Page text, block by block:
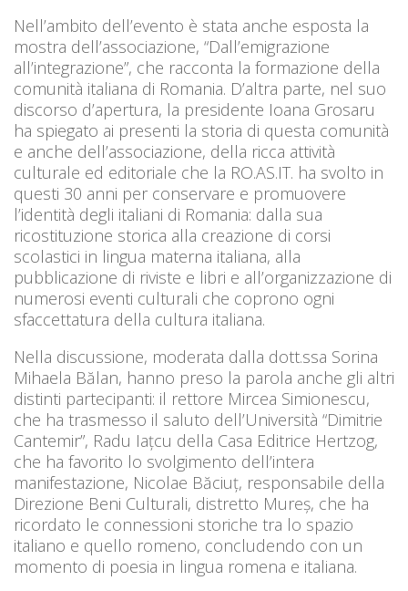
Nell’ambito dell’evento è stata anche esposta la
mostra dell’associazione, “Dall’emigrazione
all’integrazione”, che racconta la formazione della
comunità italiana di Romania. D’altra parte, nel suo
discorso d’apertura, la presidente Ioana Grosaru
ha spiegato ai presenti la storia di questa comunità
e anche dell’associazione, della ricca attività
culturale ed editoriale che la RO.AS.IT. ha svolto in
questi 30 anni per conservare e promuovere
l’identità degli italiani di Romania: dalla sua
ricostituzione storica alla creazione di corsi
scolastici in lingua materna italiana, alla
pubblicazione di riviste e libri e all’organizzazione di
numerosi eventi culturali che coprono ogni
sfaccettatura della cultura italiana.
Nella discussione, moderata dalla dott.ssa Sorina
Mihaela Bălan, hanno preso la parola anche gli altri
distinti partecipanti: il rettore Mircea Simionescu,
che ha trasmesso il saluto dell’Università “Dimitrie
Cantemir”, Radu Iațcu della Casa Editrice Hertzog,
che ha favorito lo svolgimento dell’intera
manifestazione, Nicolae Băciuț, responsabile della
Direzione Beni Culturali, distretto Mureș, che ha
ricordato le connessioni storiche tra lo spazio
italiano e quello romeno, concludendo con un
momento di poesia in lingua romena e italiana.